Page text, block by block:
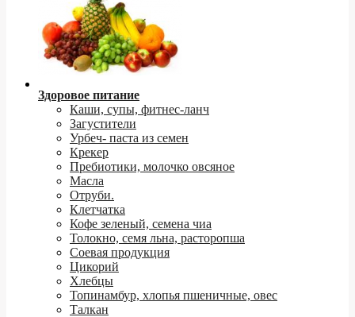
Здоровое питание
Каши, супы, фитнес-ланч
Загустители
Урбеч- паста из семен
Крекер
Пребиотики, молочко овсяное
Масла
Отруби.
Клетчатка
Кофе зеленый, семена чиа
Толокно, семя льна, расторопша
Соевая продукция
Цикорий
Хлебцы
Топинамбур, хлопья пшеничные, овес
Талкан